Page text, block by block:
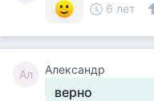
6 лет
Ал Александр
верно